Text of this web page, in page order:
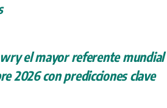
el mayor referente
2026 con predicciones clave